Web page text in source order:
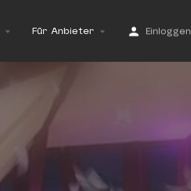
Für Anbieter Einloggen